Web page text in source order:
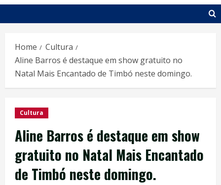
Home
Cultura
Aline Barros é destaque em show gratuito no
Natal Mais Encantado de Timbó neste domingo.
Cultura
Aline Barros é destaque em show
gratuito no Natal Mais Encantado
de Timbó neste domingo.